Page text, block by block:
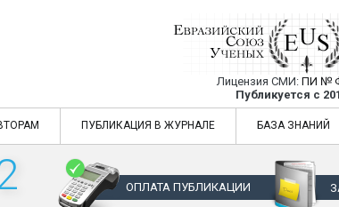
Евразийский Союз
Лицензия СМИ: ПИ №
Публикуется с
Евразийский Союз Ученых —
ПУБЛИКАЦИЯ В ЖУРНАЛЕ БАЗА ЗНАНИЙ
ОПЛАТА ПУБЛИКАЦИИ